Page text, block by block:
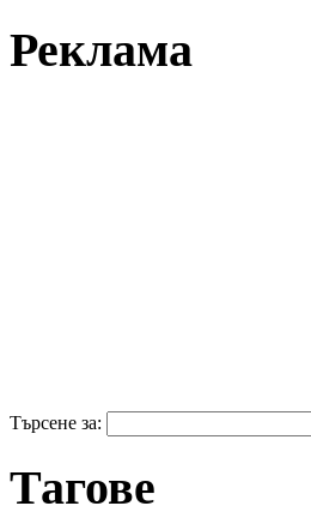
Реклама
Търсене за:
Тагове